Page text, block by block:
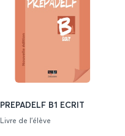
PREPADELF B1 ECRIT
Livre de l'élève